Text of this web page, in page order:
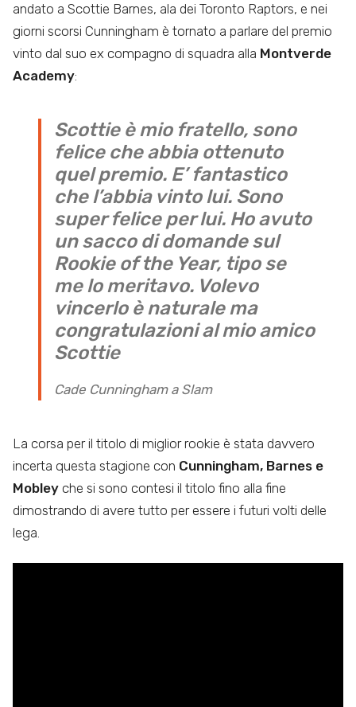
andato a Scottie Barnes, ala dei Toronto Raptors, e nei
giorni scorsi Cunningham è tornato a parlare del premio
vinto dal suo ex compagno di squadra alla Montverde
Academy:
Scottie è mio fratello, sono
felice che abbia ottenuto
quel premio. E’ fantastico
che l’abbia vinto lui. Sono
super felice per lui. Ho avuto
un sacco di domande sul
Rookie of the Year, tipo se
me lo meritavo. Volevo
vincerlo è naturale ma
congratulazioni al mio amico
Scottie
Cade Cunningham a Slam
La corsa per il titolo di miglior rookie è stata davvero
incerta questa stagione con Cunningham, Barnes e
Mobley che si sono contesi il titolo fino alla fine
dimostrando di avere tutto per essere i futuri volti delle
lega.